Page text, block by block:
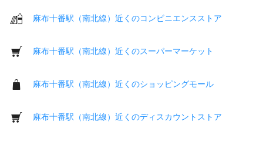
麻布十番駅（南北線）近くのコンビニエンスストア
麻布十番駅（南北線）近くのスーパーマーケット
麻布十番駅（南北線）近くのショッピングモール
麻布十番駅（南北線）近くのディスカウントストア